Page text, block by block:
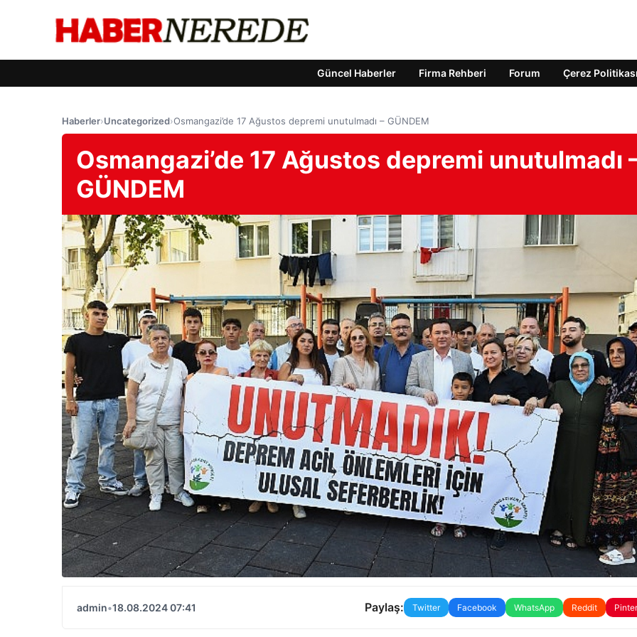
Güncel Haberler Firma Rehberi Forum Çerez Politikası
Haberler›Uncategorized›Osmangazi’de 17 Ağustos depremi unutulmadı – GÜNDEM
Osmangazi’de 17 Ağustos depremi unutulmadı
GÜNDEM
admin•18.08.2024 07:41 Paylaş: Twitter Facebook WhatsApp Reddit